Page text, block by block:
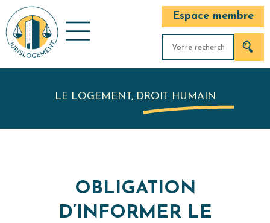
Espace membre
LE LOGEMENT, DROIT HUMAIN
OBLIGATION
D’INFORMER LE